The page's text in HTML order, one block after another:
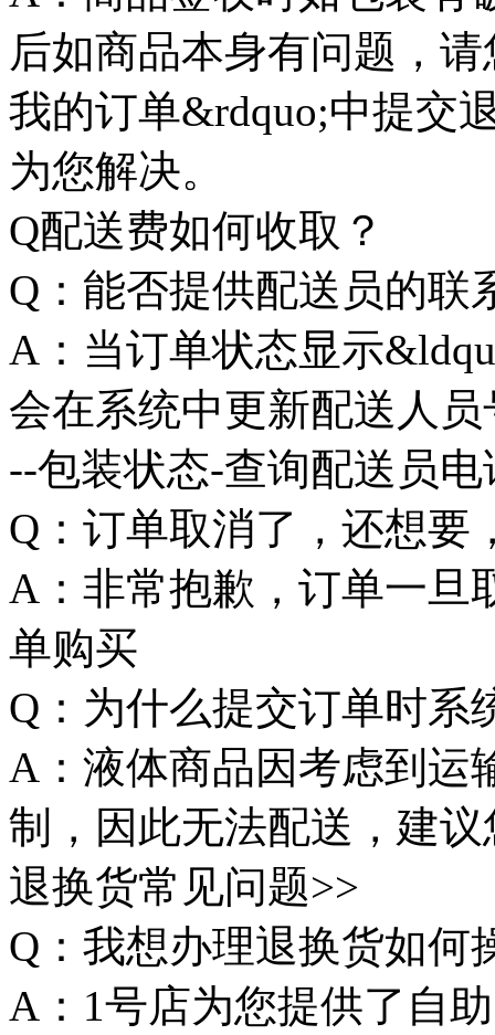
后如商品本身有问题，
我的订单&rdquo;中提交
为您解决。
Q配送费如何收取？
Q：能否提供配送员的联
A：当订单状态显示
会在系统中更新配送人
--包装状态-查询配送员电
Q：订单取消了，还想要
A：非常抱歉，订单一旦
单购买
Q：为什么提交订单时系
A：液体商品因考虑到运
制，因此无法配送，建
退换货常见问题>>
Q：我想办理退换货如何
A：1号店为您提供了自